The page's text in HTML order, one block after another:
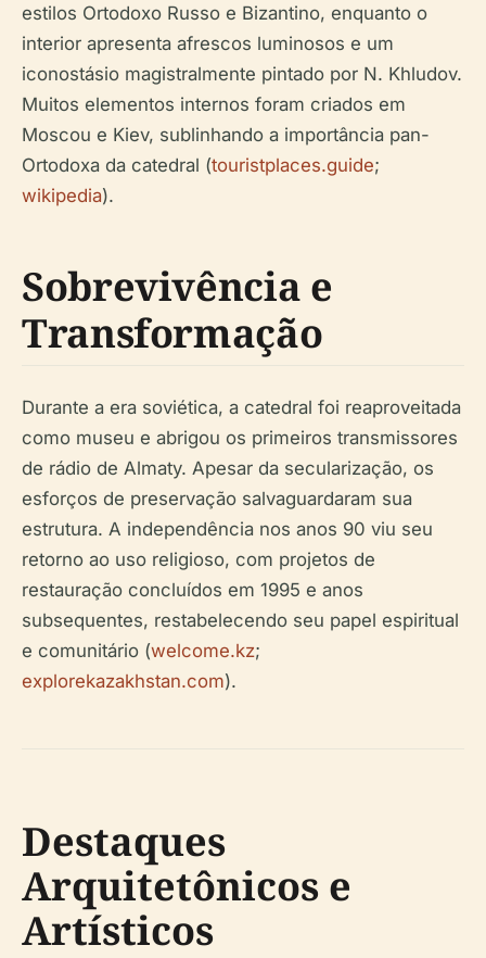
estilos Ortodoxo Russo e Bizantino, enquanto o
interior apresenta afrescos luminosos e um
iconostásio magistralmente pintado por N. Khludov.
Muitos elementos internos foram criados em
Moscou e Kiev, sublinhando a importância pan-
Ortodoxa da catedral (touristplaces.guide;
wikipedia).
Sobrevivência e
Transformação
Durante a era soviética, a catedral foi reaproveitada
como museu e abrigou os primeiros transmissores
de rádio de Almaty. Apesar da secularização, os
esforços de preservação salvaguardaram sua
estrutura. A independência nos anos 90 viu seu
retorno ao uso religioso, com projetos de
restauração concluídos em 1995 e anos
subsequentes, restabelecendo seu papel espiritual
e comunitário (welcome.kz;
explorekazakhstan.com).
Destaques
Arquitetônicos e
Artísticos